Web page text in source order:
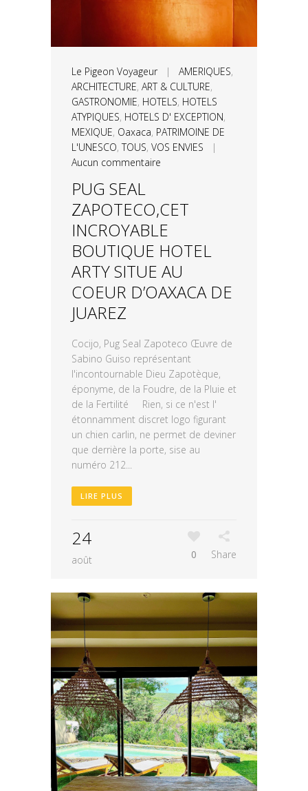
Le Pigeon Voyageur| AMERIQUES,
ARCHITECTURE, ART & CULTURE,
GASTRONOMIE, HOTELS, HOTELS
ATYPIQUES, HOTELS D' EXCEPTION,
MEXIQUE, Oaxaca, PATRIMOINE DE
L'UNESCO,TOUS, VOS ENVIES |
Aucun commentaire
PUG SEAL
ZAPOTECO,CET
INCROYABLE
BOUTIQUE HOTEL
ARTY SITUE AU
COEUR D’OAXACA DE
JUAREZ
Cocijo, Pug Seal Zapoteco Œuvre de
Sabino Guiso représentant
l'incontournable Dieu Zapotèque,
éponyme, de la Foudre, de la Pluie et
de la Fertilité Rien, si ce n'est l'
étonnamment discret logo figurant
un chien carlin, ne permet de deviner
que derrière la porte, sise au
numéro 212...
LIRE PLUS
24
août 0 Share